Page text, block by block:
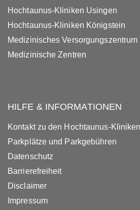
Hochtaunus-Kliniken Usingen
Hochtaunus-Kliniken Königstein
Medizinisches Versorgungszentrum
Medizinische Zentren
HILFE & INFORMATIONEN
Kontakt zu den Hochtaunus-Kliniken
Parkplätze und Parkgebühren
Datenschutz
Barrierefreiheit
Disclaimer
Impressum